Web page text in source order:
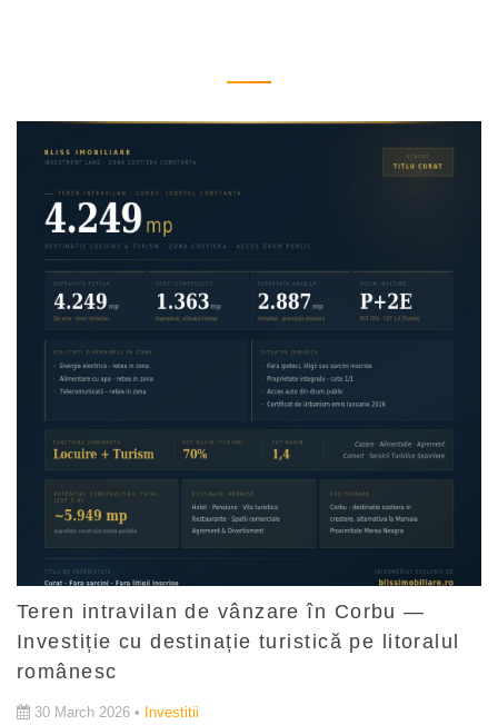
Teren intravilan de vânzare în Corbu —
Investiție cu destinație turistică pe litoralul
românesc
30 March 2026 • Investitii